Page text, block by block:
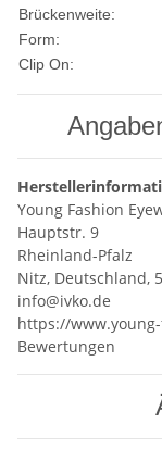
Brückenweite:
Form:
Clip On:
Young Fashion
Hauptstr. 9
Rheinland-Pfalz
Nitz, Deutschland,
info@ivko.de
https://
Bewertungen